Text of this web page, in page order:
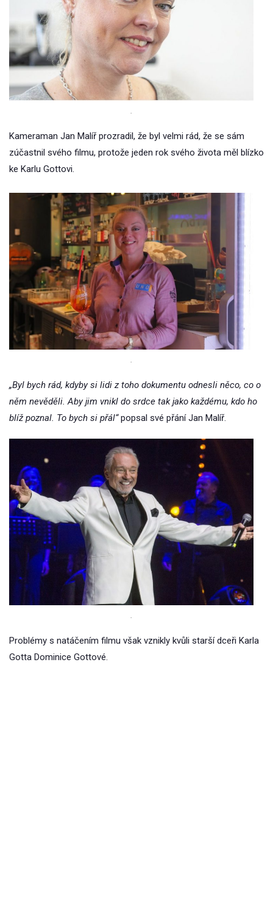
.
Kameraman Jan Malíř prozradil, že byl velmi rád, že se sám
zúčastnil svého filmu, protože jeden rok svého života měl blízko
ke Karlu Gottovi.
„Byl bych rád, kdyby si lidi z toho dokumentu odnesli něco, co o
něm nevěděli. Aby jim vnikl do srdce tak jako každému, kdo ho
blíž poznal. To bych si přál“popsal své přání Jan Malíř.
.
Problémy s natáčením filmu však vznikly kvůli starší dceři Karla
Gotta Dominice Gottové.